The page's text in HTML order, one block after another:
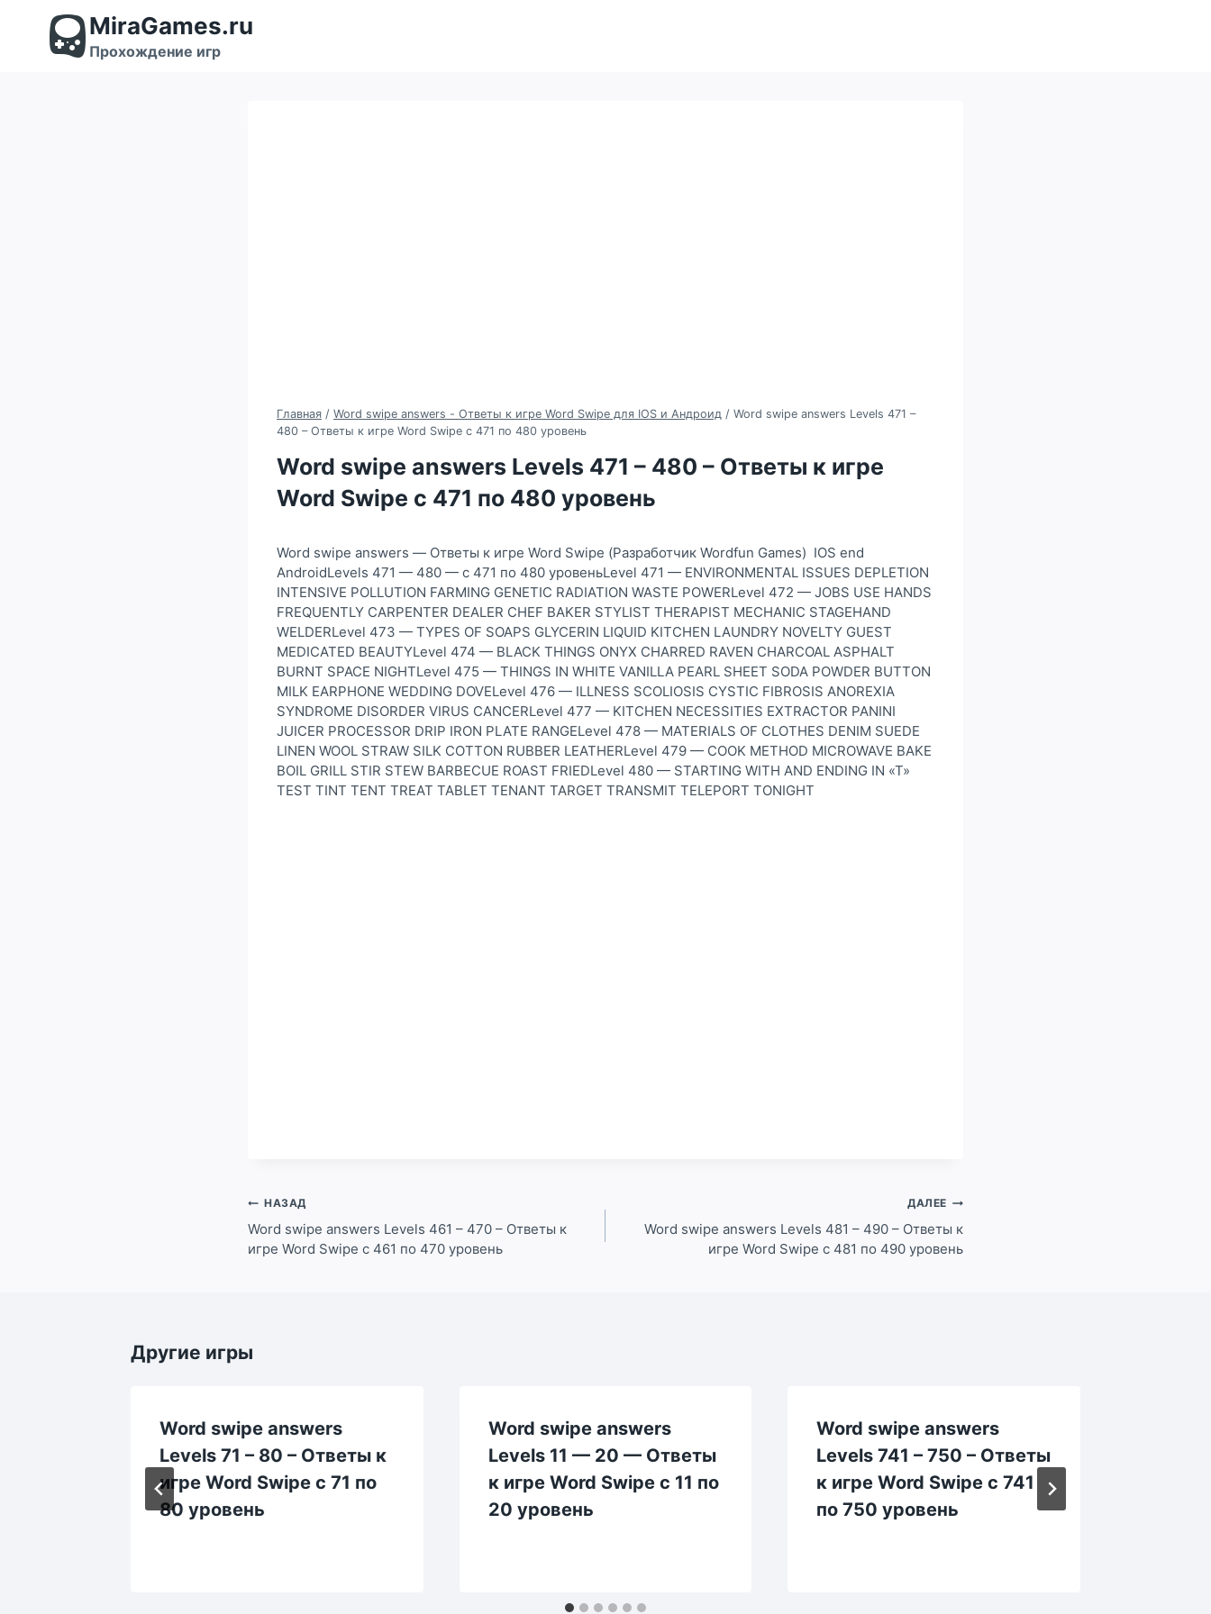
содержимому
MiraGames.ru
Прохождение игр
Главная / Word swipe answers - Ответы к игре Word Swipe для IOS и Андроид / Word swipe answers Levels 471 –
480 – Ответы к игре Word Swipe с 471 по 480 уровень
Word swipe answers Levels 471 – 480 – Ответы к игре
Word Swipe с 471 по 480 уровень
Word swipe answers — Ответы к игре Word Swipe (Разработчик Wordfun Games) IOS end
AndroidLevels 471 — 480 — с 471 по 480 уровеньLevel 471 — ENVIRONMENTAL ISSUES DEPLETION
INTENSIVE POLLUTION FARMING GENETIC RADIATION WASTE POWERLevel 472 — JOBS USE HANDS
FREQUENTLY CARPENTER DEALER CHEF BAKER STYLIST THERAPIST MECHANIC STAGEHAND
WELDERLevel 473 — TYPES OF SOAPS GLYCERIN LIQUID KITCHEN LAUNDRY NOVELTY GUEST
MEDICATED BEAUTYLevel 474 — BLACK THINGS ONYX CHARRED RAVEN CHARCOAL ASPHALT
BURNT SPACE NIGHTLevel 475 — THINGS IN WHITE VANILLA PEARL SHEET SODA POWDER BUTTON
MILK EARPHONE WEDDING DOVELevel 476 — ILLNESS SCOLIOSIS CYSTIC FIBROSIS ANOREXIA
SYNDROME DISORDER VIRUS CANCERLevel 477 — KITCHEN NECESSITIES EXTRACTOR PANINI
JUICER PROCESSOR DRIP IRON PLATE RANGELevel 478 — MATERIALS OF CLOTHES DENIM SUEDE
LINEN WOOL STRAW SILK COTTON RUBBER LEATHERLevel 479 — COOK METHOD MICROWAVE BAKE
BOIL GRILL STIR STEW BARBECUE ROAST FRIEDLevel 480 — STARTING WITH AND ENDING IN «T»
TEST TINT TENT TREAT TABLET TENANT TARGET TRANSMIT TELEPORT TONIGHT
Навигация
по
записям
НАЗАД
Word swipe answers Levels 461 – 470 – Ответы к
игре Word Swipe с 461 по 470 уровень
ДАЛЕЕ
Word swipe answers Levels 481 – 490 – Ответы к
игре Word Swipe с 481 по 490 уровень
Другие игры
Word swipe answers
Levels 71 – 80 – Ответы к
игре Word Swipe с 71 по
80 уровень
Word swipe answers
Levels 11 — 20 — Ответы
к игре Word Swipe с 11 по
20 уровень
Word swipe answers
Levels 741 – 750 – Ответы
к игре Word Swipe с 741
по 750 уровень